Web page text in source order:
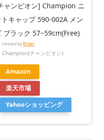
ャンピオン] Champion ニ
トキャップ 590-002A メン
ブラック 57~59cm(Free)
created byRinker
Champion(チャンピオン)
Amazon
楽天市場
Yahooショッピング